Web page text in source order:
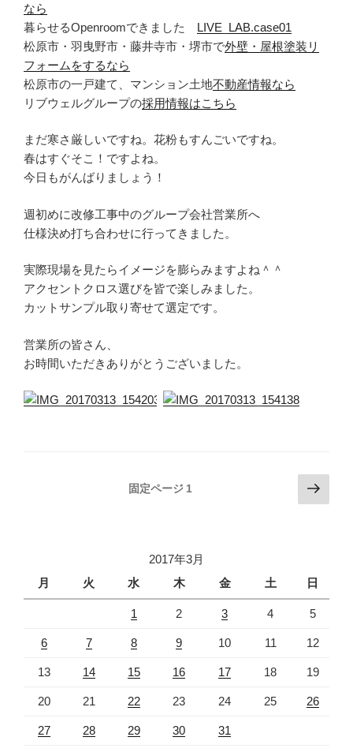
なら
暮らせるOpenroomできました LIVE_LAB.case01
松原市・羽曳野市・藤井寺市・堺市で外壁・屋根塗装リ
フォームをするなら
松原市の一戸建て、マンション土地不動産情報なら
リブウェルグループの採用情報はこちら
まだ寒さ厳しいですね。花粉もすんごいですね。
春はすぐそこ！ですよね。
今日もがんばりましょう！
週初めに改修工事中のグループ会社営業所へ
仕様決め打ち合わせに行ってきました。
実際現場を見たらイメージを膨らみますよね＾＾
アクセントクロス選びを皆で楽しみました。
カットサンプル取り寄せて選定です。
営業所の皆さん、
お時間いただきありがとうございました。
ジ
固定ページ 1
次
の
2017年3月
月
火 水 木 金 土 日
1 2 3 4 5
6 7 8 9 10 11 12
13 14 15 16 17 18 19
20 21 22 23 24 25 26
27 28 29 30 31